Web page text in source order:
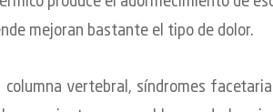
mejoran bastante el tipo de dolor.
columna vertebral, síndromes